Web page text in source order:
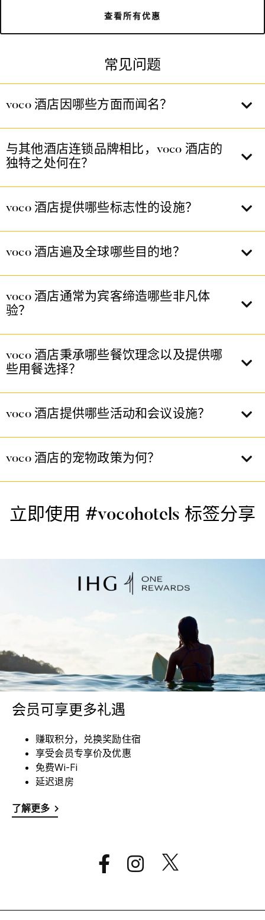
查看所有优惠
常见问题
voco 酒店因哪些方面而闻名？
与其他酒店连锁品牌相比，voco 酒店的
独特之处何在？
voco 酒店提供哪些标志性的设施？
voco 酒店遍及全球哪些目的地？
voco 酒店通常为宾客缔造哪些非凡体
验？
voco 酒店秉承哪些餐饮理念以及提供哪
些用餐选择？
voco 酒店提供哪些活动和会议设施？
voco 酒店的宠物政策为何？
立即使用 #vocohotels 标签分享
会员可享更多礼遇
赚取积分，兑换奖励住宿
享受会员专享价及优惠
免费Wi-Fi
延迟退房
了解更多